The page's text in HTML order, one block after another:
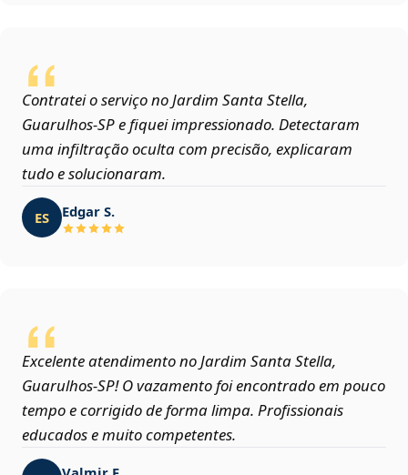
Contratei o serviço no Jardim Santa Stella,
Guarulhos‑SP e fiquei impressionado. Detectaram
uma infiltração oculta com precisão, explicaram
tudo e solucionaram.
ES Edgar S.
Excelente atendimento no Jardim Santa Stella,
Guarulhos‑SP! O vazamento foi encontrado em pouco
tempo e corrigido de forma limpa. Profissionais
educados e muito competentes.